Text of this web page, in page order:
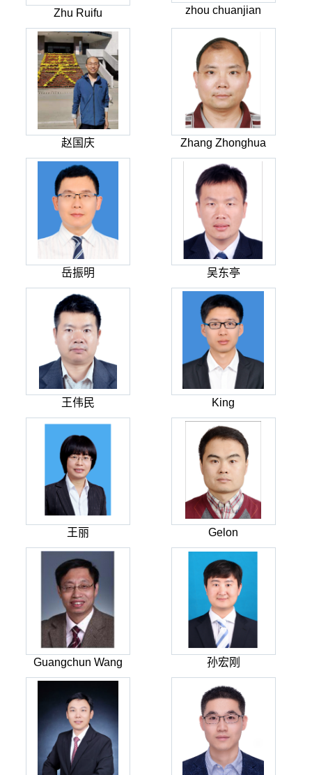
Zhu Ruifu zhou chuanjian
赵国庆 Zhang Zhonghua
岳振明 吴东亭
王伟民 King
王丽 Gelon
Guangchun Wang 孙宏刚